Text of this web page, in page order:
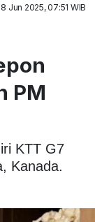
Jun 2025, 07:51 WIB
PM
KTT G7
Kanada.